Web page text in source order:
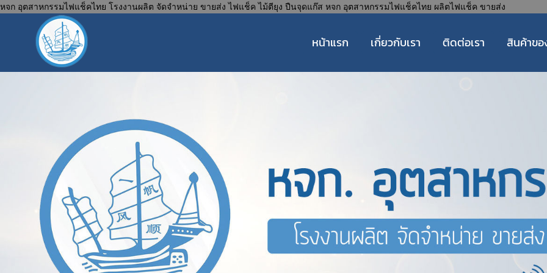
หจก อุตสาหกรรมไฟแช็คไทย โรงงานผลิต จัดจำหน่าย ขายส่ง ไฟแช็ค ไม้ตียุง ปืนจุดแก๊ส หจก อุตสาหกรรมไฟแช็คไทย ผลิตไฟแช็ค ขายส่ง
หน้าแรก เกี่ยวกับเรา ติดต่อเรา สินค้าขอ